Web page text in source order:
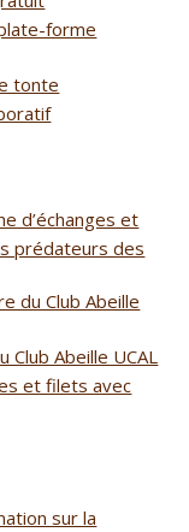
forme
tonte
d’échanges et
prédateurs des
du Club Abeille
Club Abeille UCAL
et filets avec
sur la